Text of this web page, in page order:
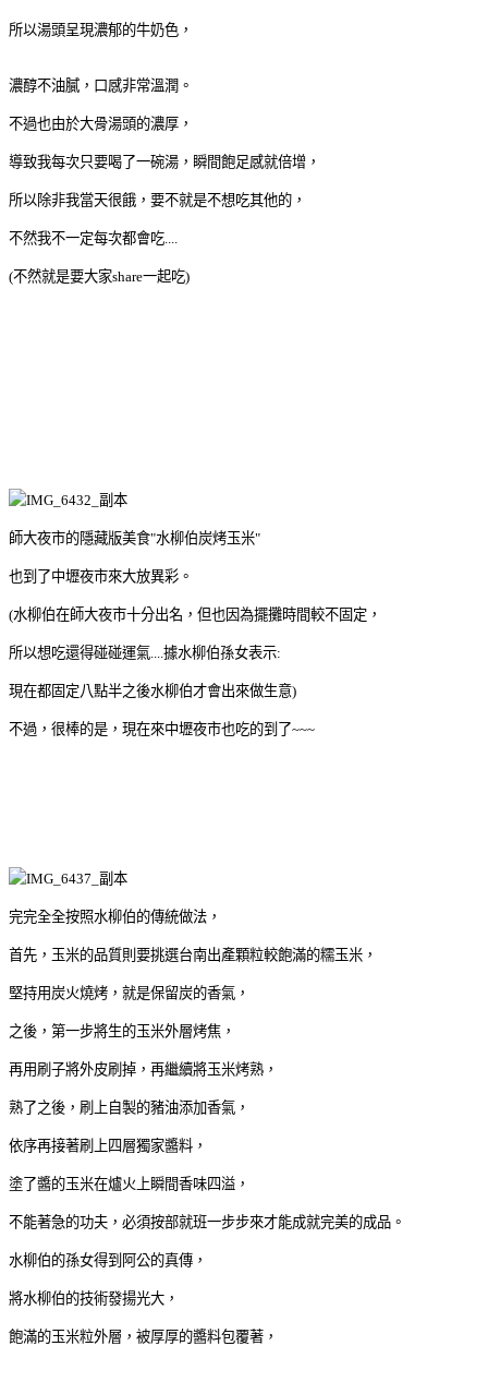
所以湯頭呈現濃郁的牛奶色，
濃醇不油膩，口感非常溫潤。
不過也由於大骨湯頭的濃厚，
導致我每次只要喝了一碗湯，瞬間飽足感就倍增，
所以除非我當天很餓，要不就是不想吃其他的，
不然我不一定每次都會吃....
(不然就是要大家share一起吃)
師大夜市的隱藏版美食"水柳伯炭烤玉米"
也到了中壢夜市來大放異彩。
(水柳伯在師大夜市十分出名，但也因為擺攤時間較不固定，
所以想吃還得碰碰運氣....據水柳伯孫女表示:
現在都固定八點半之後水柳伯才會出來做生意)
不過，很棒的是，現在來中壢夜市也吃的到了~~~
完完全全按照水柳伯的傳統做法，
首先，玉米的品質則要挑選台南出產顆粒較飽滿的糯玉米，
堅持用炭火燒烤，就是保留炭的香氣，
之後，第一步將生的玉米外層烤焦，
再用刷子將外皮刷掉，再繼續將玉米烤熟，
熟了之後，刷上自製的豬油添加香氣，
依序再接著刷上四層獨家醬料，
塗了醬的玉米在爐火上瞬間香味四溢，
不能著急的功夫，必須按部就班一步步來才能成就完美的成品。
水柳伯的孫女得到阿公的真傳，
將水柳伯的技術發揚光大，
飽滿的玉米粒外層，被厚厚的醬料包覆著，